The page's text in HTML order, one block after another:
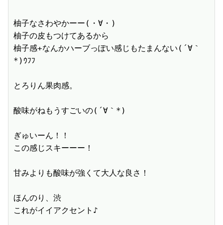
柚子なさわやかーー(・∀・)
柚子の皮もつけてあるから
柚子感+なんかハーブっぽい感じもたまんない(´∀｀
*)ｳﾌﾌ
とろりん果肉感。
酸味がねもうすごいの(´∀｀*)
ぎゅいーん！！
この感じスキーーー！
甘みよりも酸味が強くて大人な良さ！
ほんのり、渋
これがイイアクセント♪